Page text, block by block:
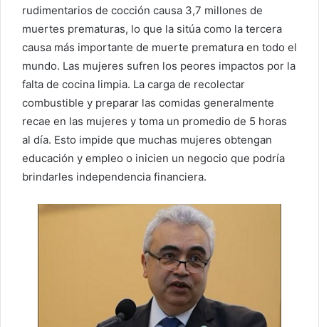
rudimentarios de cocción causa 3,7 millones de
muertes prematuras, lo que la sitúa como la tercera
causa más importante de muerte prematura en todo el
mundo. Las mujeres sufren los peores impactos por la
falta de cocina limpia. La carga de recolectar
combustible y preparar las comidas generalmente
recae en las mujeres y toma un promedio de 5 horas
al día. Esto impide que muchas mujeres obtengan
educación y empleo o inicien un negocio que podría
brindarles independencia financiera.